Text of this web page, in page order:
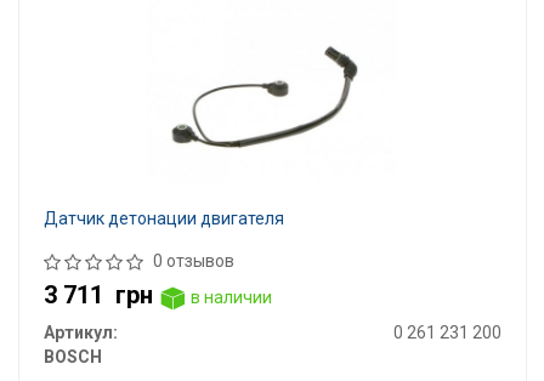
Датчик детонации двигателя
0 отзывов
3 711 грн
в наличии
Артикул:
0 261 231 200
BOSCH